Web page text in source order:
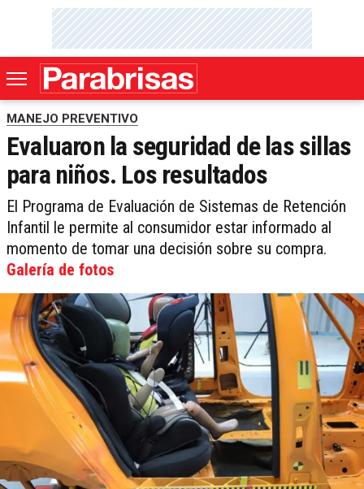
MANEJO PREVENTIVO
Evaluaron la seguridad de las sillas
para niños. Los resultados
El Programa de Evaluación de Sistemas de Retención
Infantil le permite al consumidor estar informado al
momento de tomar una decisión sobre su compra.
Galería de fotos